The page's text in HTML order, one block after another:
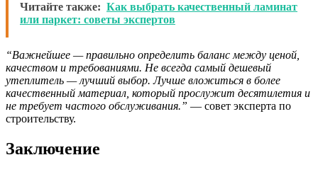
Читайте также: Как выбрать качественный ламинат
или паркет: советы экспертов
“Важнейшее — правильно определить баланс между ценой,
качеством и требованиями. Не всегда самый дешевый
утеплитель — лучший выбор. Лучше вложиться в более
качественный материал, который прослужит десятилетия и
не требует частого обслуживания.” — совет эксперта по
строительству.
Заключение